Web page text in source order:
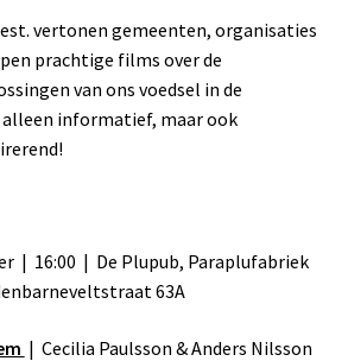
vertonen gemeenten, organisaties
prachtige films over de
van ons voedsel in de
informatief, maar ook
| 16:00 | De Plupub, Paraplufabriek
63A
| Cecilia Paulsson & Anders Nilsson